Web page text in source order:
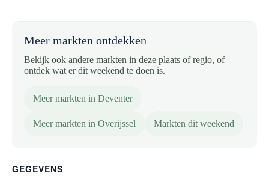
Meer markten ontdekken
Bekijk ook andere markten in deze plaats of regio, of
ontdek wat er dit weekend te doen is.
Meer markten in Deventer
Meer markten in Overijssel Markten dit weekend
GEGEVENS